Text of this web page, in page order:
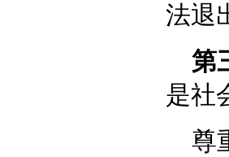
法退
第
是社
尊